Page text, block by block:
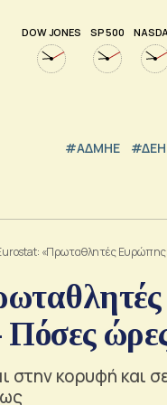
DOW JONES SP 500
#ΑΔΜΗΕ #ΔΕΗ
«Πρωταθλητές Ευρώπης»
Πόσες
στην κορυφή και